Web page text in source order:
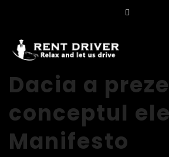
Dacia a
conceptul
Manifesto